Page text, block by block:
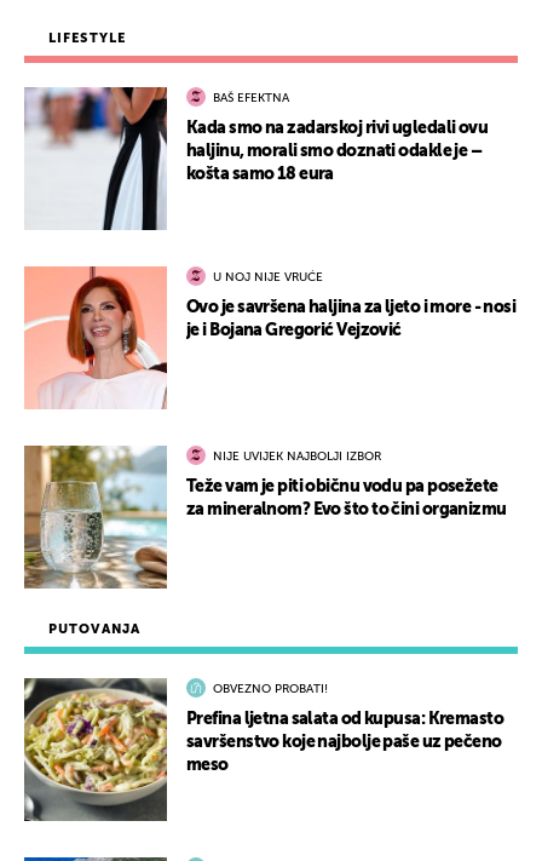
PUTOVANJA
OBVEZNO PROBATI!
Prefina ljetna salata od kupusa: Kremasto
savršenstvo koje najbolje paše uz pečeno
meso
LIFESTYLE
BAŠ EFEKTNA
Kada smo na zadarskoj rivi ugledali ovu
haljinu, morali smo doznati odakle je –
košta samo 18 eura
U NOJ NIJE VRUĆE
Ovo je savršena haljina za ljeto i more - nosi
je i Bojana Gregorić Vejzović
NIJE UVIJEK NAJBOLJI IZBOR
Teže vam je piti običnu vodu pa posežete
za mineralnom? Evo što to čini organizmu